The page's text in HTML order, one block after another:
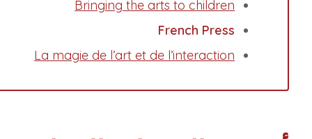
Bringing the arts to children
French Press
La magie de l’art et de l’interaction